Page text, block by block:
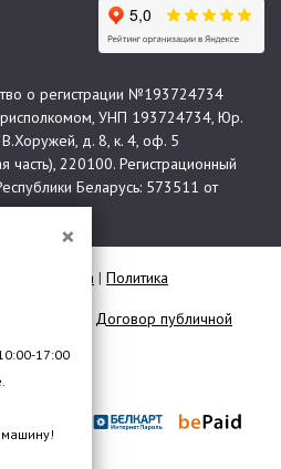
о регистрации №193724734
УНП 193724734, Юр.
В.Хоружей, д. 8, к. 4, оф. 5
часть), 220100. Регистрационный
Беларусь: 573511 от
Карта сайта | Политика
Договор публичной
×
17:00